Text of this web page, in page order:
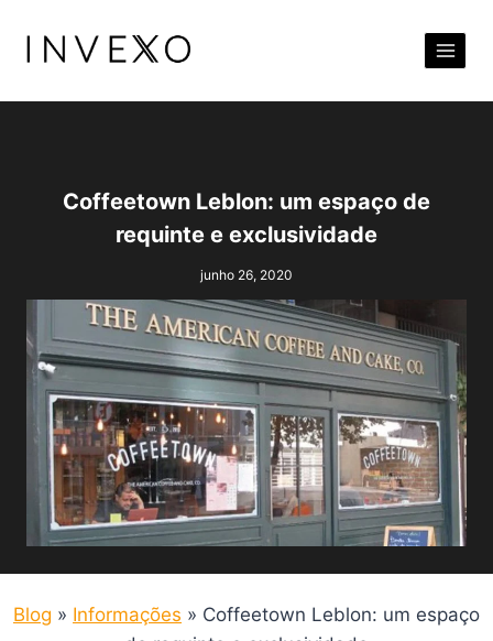
para
Conteúdo
Coffeetown Leblon: um espaço de
requinte e exclusividade
junho 26, 2020
Blog » Informações » Coffeetown Leblon: um espaço